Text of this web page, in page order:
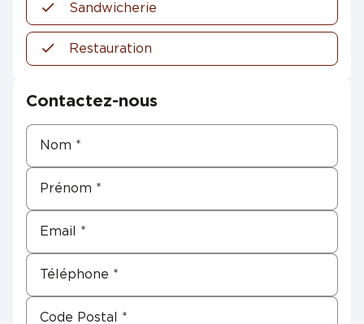
Sandwicherie
Restauration
Contactez-nous